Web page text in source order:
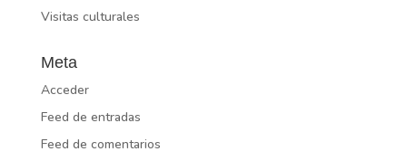
Visitas culturales
Meta
Acceder
Feed de entradas
Feed de comentarios